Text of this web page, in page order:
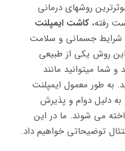
روشهای درمانی
رفته، کاشت ایمپلنت
جسمانی و سلامت
این روش یکی از طبیعی
شما میتوانید مانند
به طور معمول ایمپلنت
به دلیل دوام و پذیرش
می شوند. ما در این
توضیحاتی خواهیم داد.